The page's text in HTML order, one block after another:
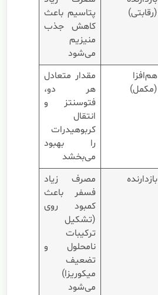
(رقابتی)
پتاسیم باعث
کاهش جذب
منیزیم
می‌شود
هم‌افزا
(مکمل)
مقدار متعادل
هر دو،
فتوسنتز و
انتقال
کربوهیدرات
را بهبود
می‌بخشد
بازدارنده
مصرف زیاد
فسفر باعث
کمبود روی
(تشکیل
ترکیبات
نامحلول و
تضعیف
میکوریزا)
می‌شود